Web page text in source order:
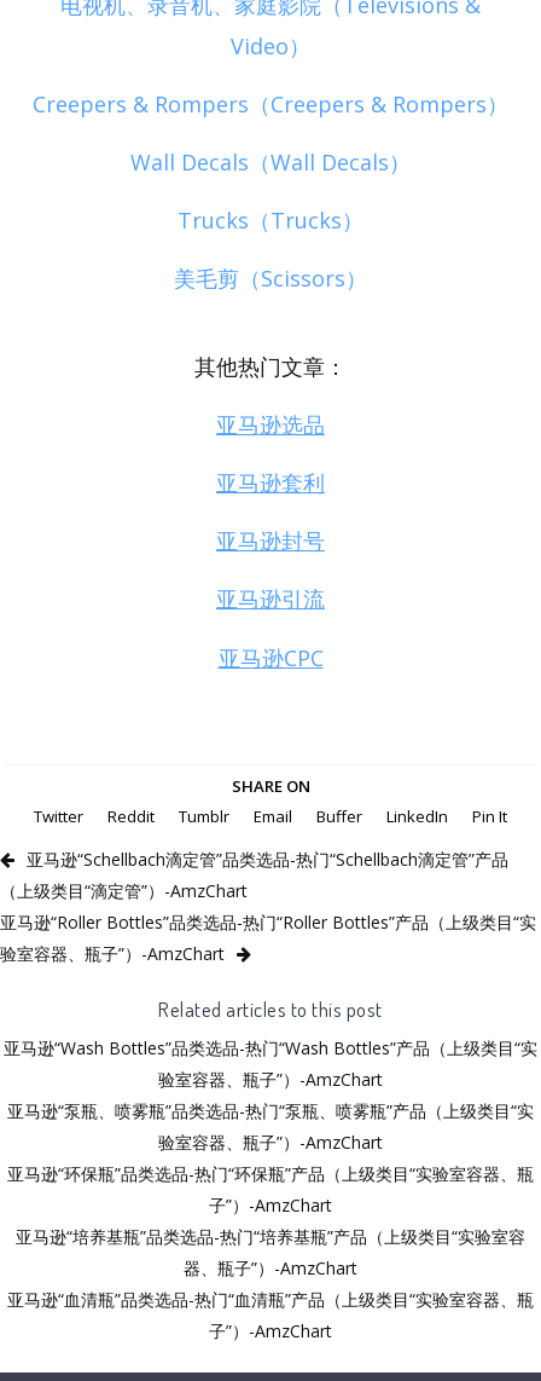
Video）
Creepers & Rompers（Creepers & Rompers）
Wall Decals（Wall Decals）
Trucks（Trucks）
美毛剪（Scissors）
其他热门文章：
亚马逊选品
亚马逊套利
亚马逊封号
亚马逊引流
亚马逊CPC
SHARE ON
Twitter
Reddit Tumblr Email Buffer LinkedIn Pin It
亚马逊“Schellbach滴定管”品类选品-热门“Schellbach滴定管”产品
（上级类目“滴定管”）-AmzChart
亚马逊“Roller Bottles”品类选品-热门“Roller Bottles”产品（上级类目“实
验室容器、瓶子”）-AmzChart
Related articles to this post
亚马逊“Wash Bottles”品类选品-热门“Wash Bottles”产品（上级类目“实
验室容器、瓶子”）-AmzChart
亚马逊“泵瓶、喷雾瓶”品类选品-热门“泵瓶、喷雾瓶”产品（上级类目“实
验室容器、瓶子”）-AmzChart
亚马逊“环保瓶”品类选品-热门“环保瓶”产品（上级类目“实验室容器、瓶
子”）-AmzChart
亚马逊“培养基瓶”品类选品-热门“培养基瓶”产品（上级类目“实验室容
器、瓶子”）-AmzChart
亚马逊“血清瓶”品类选品-热门“血清瓶”产品（上级类目“实验室容器、瓶
子”）-AmzChart